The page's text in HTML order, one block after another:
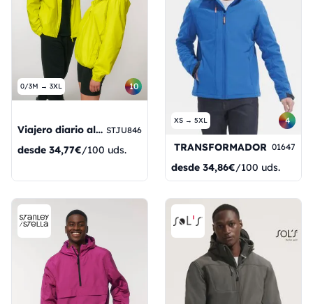
0/3M → 3XL 10
Viajero diario al trabajo STJU846
desde 34,77€/100 uds.
XS → 5XL 4
TRANSFORMADOR 01647
desde 34,86€/100 uds.